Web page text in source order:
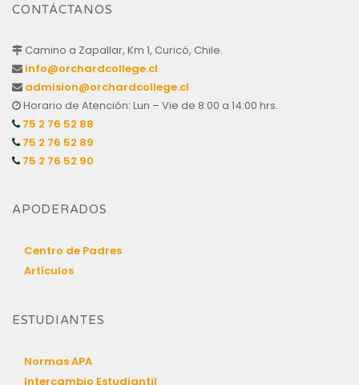
CONTÁCTANOS
Camino a Zapallar, Km 1, Curicó, Chile.
info@orchardcollege.cl
admision@orchardcollege.cl
Horario de Atención: Lun – Vie de 8:00 a 14:00 hrs.
75 2 76 52 88
75 2 76 52 89
75 2 76 52 90
APODERADOS
Centro de Padres
Artículos
ESTUDIANTES
Normas APA
Intercambio Estudiantil